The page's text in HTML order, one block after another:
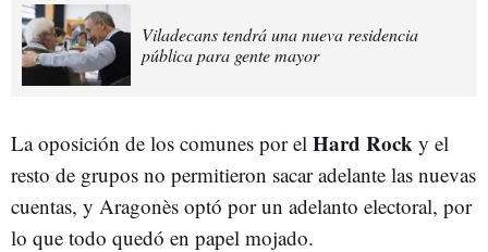
Viladecans tendrá una nueva residencia
pública para gente mayor
La oposición de los comunes por el Hard Rock y el
resto de grupos no permitieron sacar adelante las nuevas
cuentas, y Aragonès optó por un adelanto electoral, por
lo que todo quedó en papel mojado.